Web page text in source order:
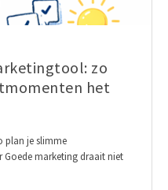
zo
het
plan je slimme
marketing draait niet